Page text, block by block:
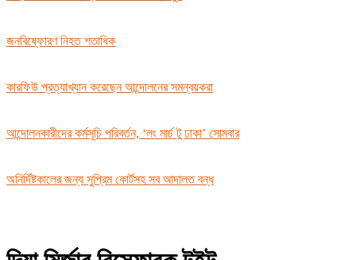
জনবিষ্ফোরণ নিহত শতাধিক
কারফিউ প্রত্যাখ্যান করেছেন আন্দোলনের সমন্বয়করা
আন্দোলনকারীদের কর্মসূচি পরিবর্তন, ‘লং মার্চ টু ঢাকা’ সোমবার
অনির্দিষ্টকালের জন্য সুপ্রিম কোর্টসহ সব আদালত বন্ধ